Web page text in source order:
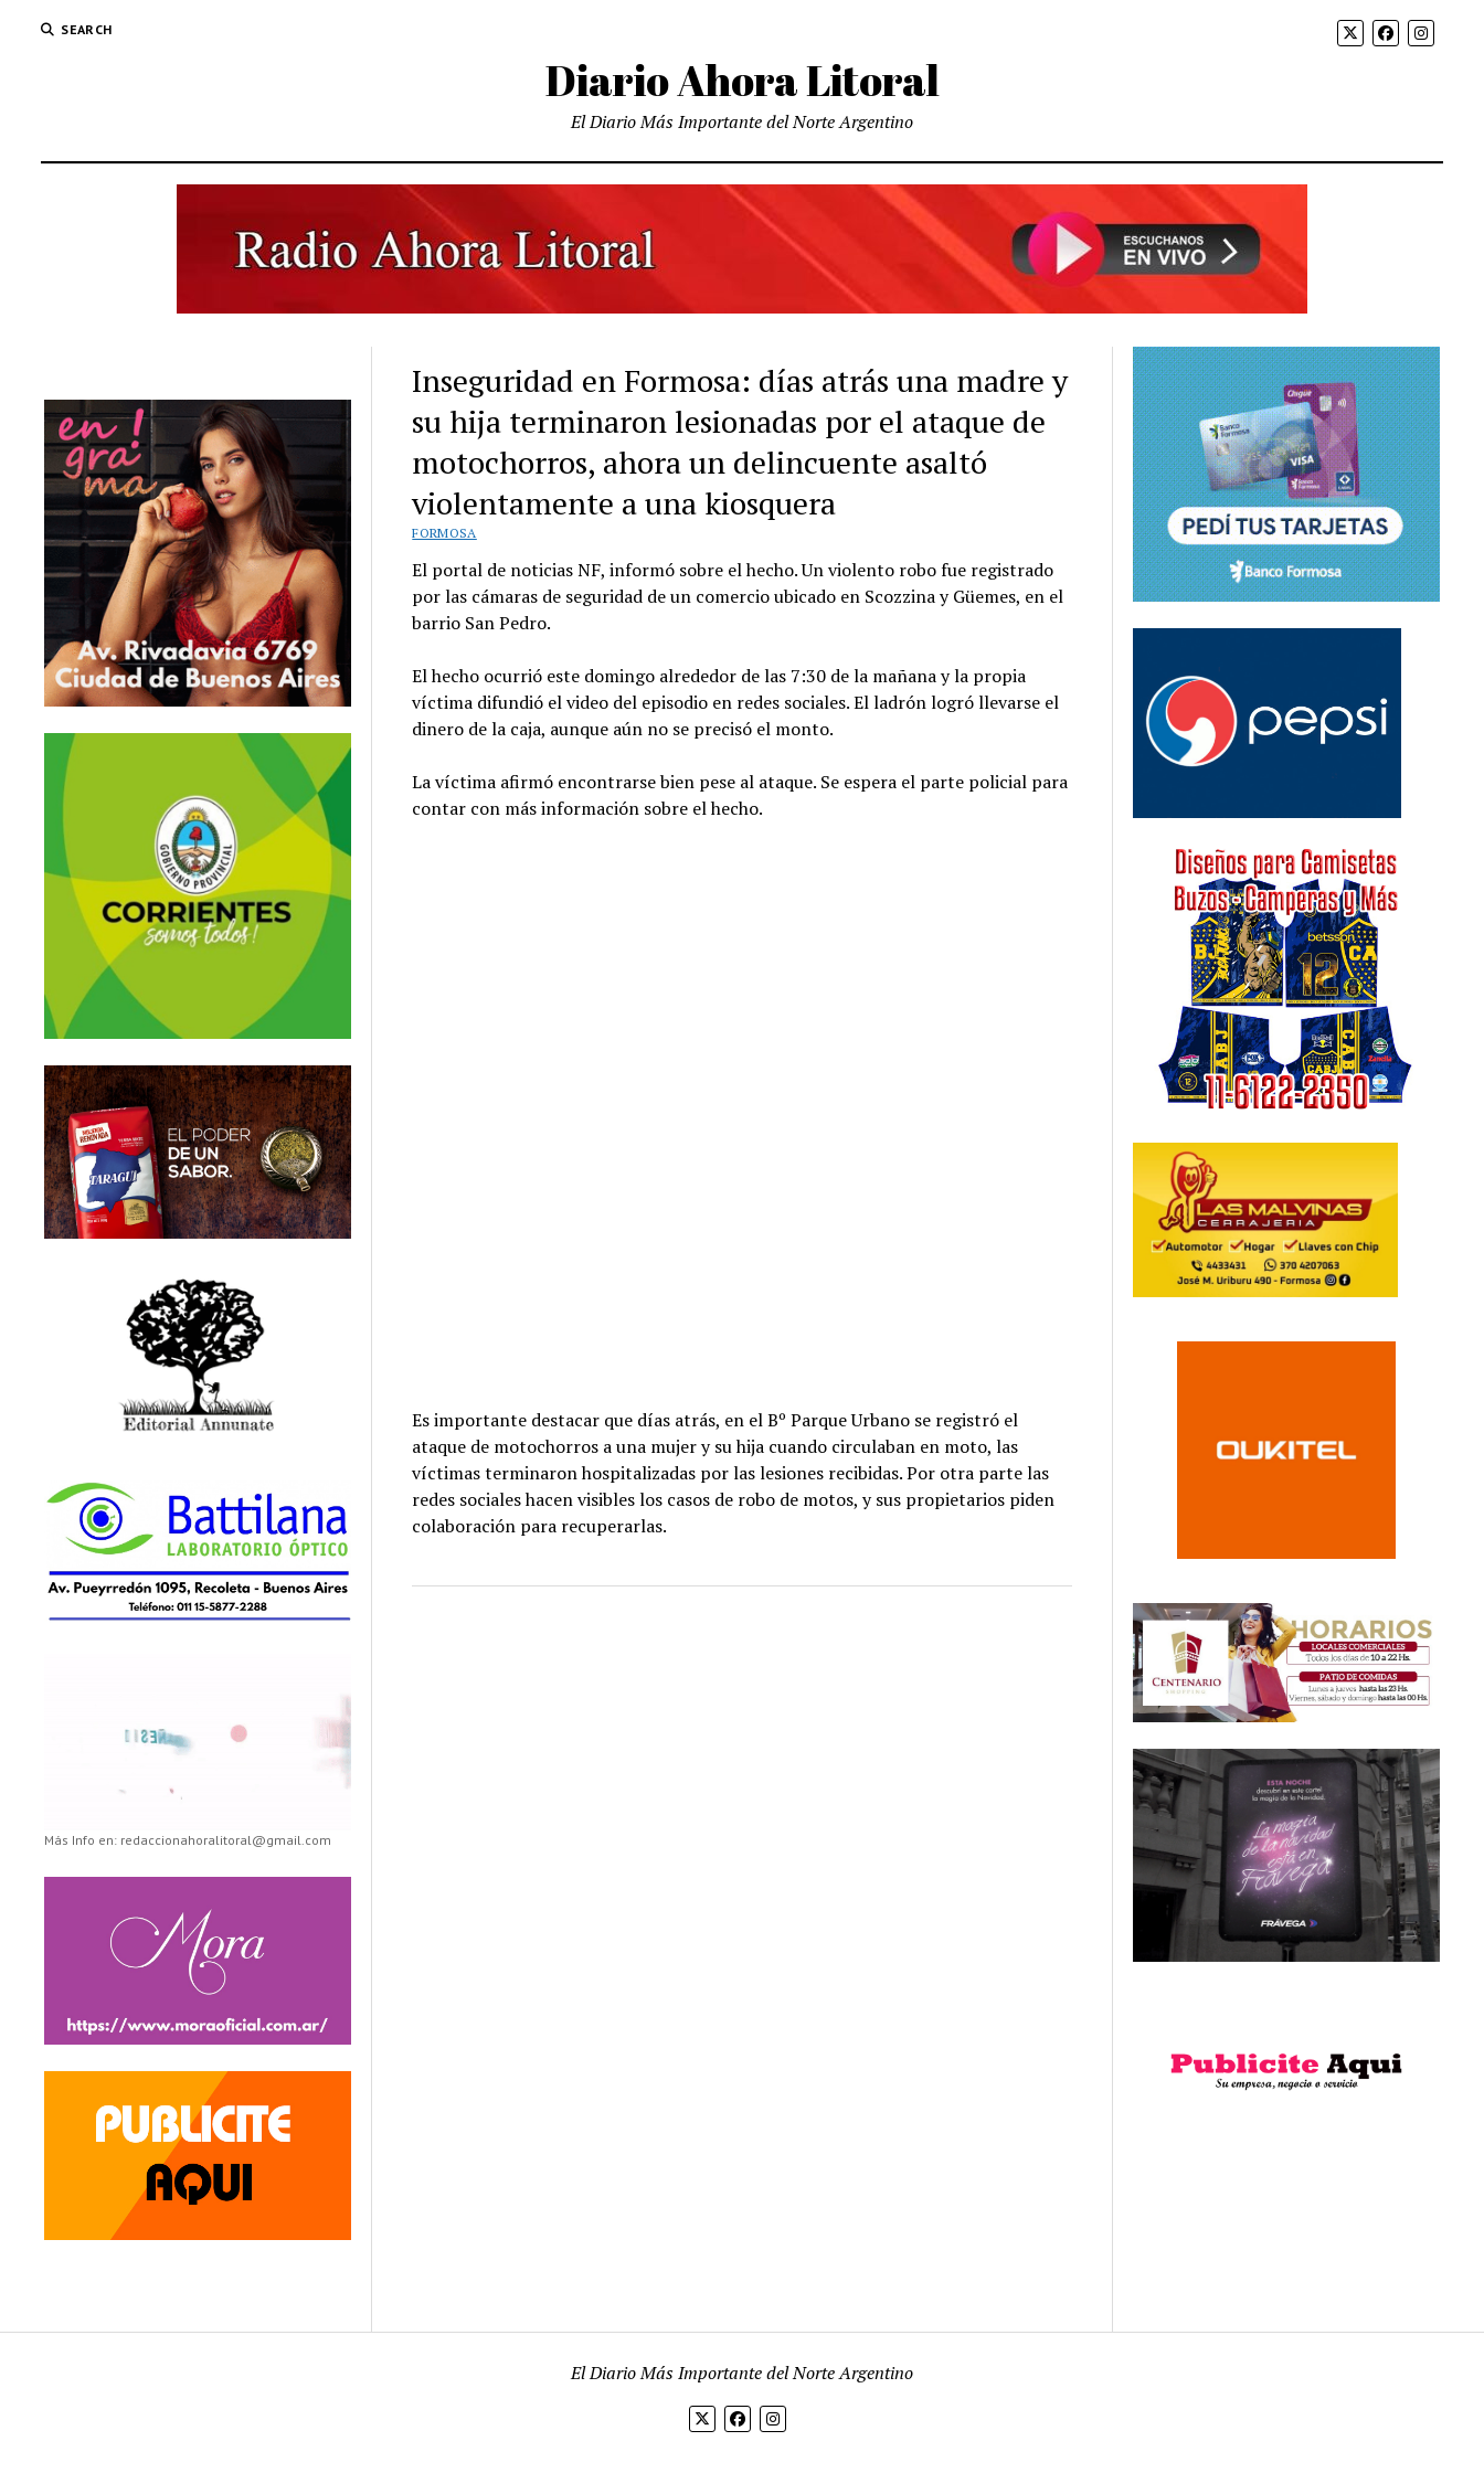
SEARCH
Diario Ahora Litoral
El Diario Más Importante del Norte Argentino
Más Info en: redaccionahoralitoral@gmail.com
Inseguridad en Formosa: días atrás una madre y
su hija terminaron lesionadas por el ataque de
motochorros, ahora un delincuente asaltó
violentamente a una kiosquera
FORMOSA
El portal de noticias NF, informó sobre el hecho. Un violento robo fue registrado
por las cámaras de seguridad de un comercio ubicado en Scozzina y Güemes, en el
barrio San Pedro.
Elhecho ocurrió este domingo alrededor de las 7:30 de la mañana y la propia
víctima difundió el video del episodio en redes sociales. El ladrón logró llevarse el
dinero de la caja, aunque aún no se precisó el monto.
La víctima afirmó encontrarse bien pese al ataque. Se espera el parte policial para
contar con más información sobre el hecho.
Es importante destacar que días atrás, en el Bº Parque Urbano se registró el
ataque de motochorros a una mujer y su hija cuando circulaban en moto, las
víctimas terminaron hospitalizadas por las lesiones recibidas. Por otra parte las
redes sociales hacen visibles los casos de robo de motos, y sus propietarios piden
colaboración para recuperarlas.
El Diario Más Importante del Norte Argentino